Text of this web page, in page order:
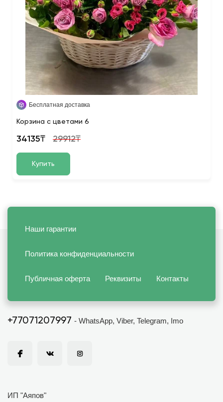
Бесплатная доставка
Корзина с цветами 6
34135₸ 29912₸
Купить
Наши гарантии
Политика конфиденциальности
Публичная оферта Реквизиты Контакты
+77071207997 - WhatsApp, Viber, Telegram, Imo
ИП "Аяпов"